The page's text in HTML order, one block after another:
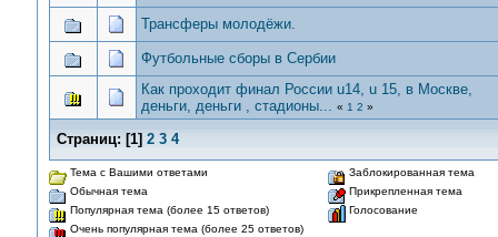
Трансферы молодёжи.
Футбольные сборы в Сербии
Как проходит финал России u14, u 15, в Москве,
деньги, деньги , стадионы... « 1 2 »
Страниц: [1] 2 3 4
Тема с Вашими ответами
Обычная тема
Популярная тема (более 15 ответов)
Очень популярная тема (более 25 ответов)
Заблокированная тема
Прикрепленная тема
Голосование